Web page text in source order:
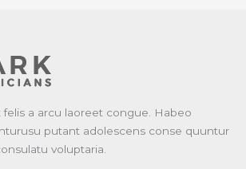
felis a arcu laoreet congue. Habeo
putant adolescens conse quuntur
voluptaria.